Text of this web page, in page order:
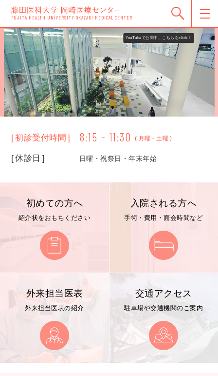
FUJITA HEALTH UNIVERSITY OKAZAKI MEDICAL CENTER
YouTubeで公開中。こちらをclick！
初診受付時間 8:15 - 11:30 月曜 - 土曜
休診日 日曜・祝祭日・年末年始
初めての方へ
紹介状をおもちください
入院される方へ
手術・費用・面会時間など
外来担当医表
外来担当医表の紹介
交通アクセス
駐車場や交通機関のご案内